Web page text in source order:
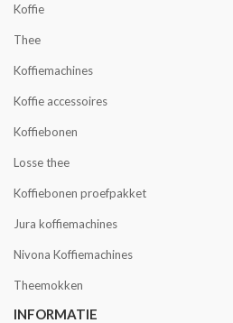
Koffie
Thee
Koffiemachines
Koffie accessoires
Koffiebonen
Losse thee
Koffiebonen proefpakket
Jura koffiemachines
Nivona Koffiemachines
Theemokken
INFORMATIE